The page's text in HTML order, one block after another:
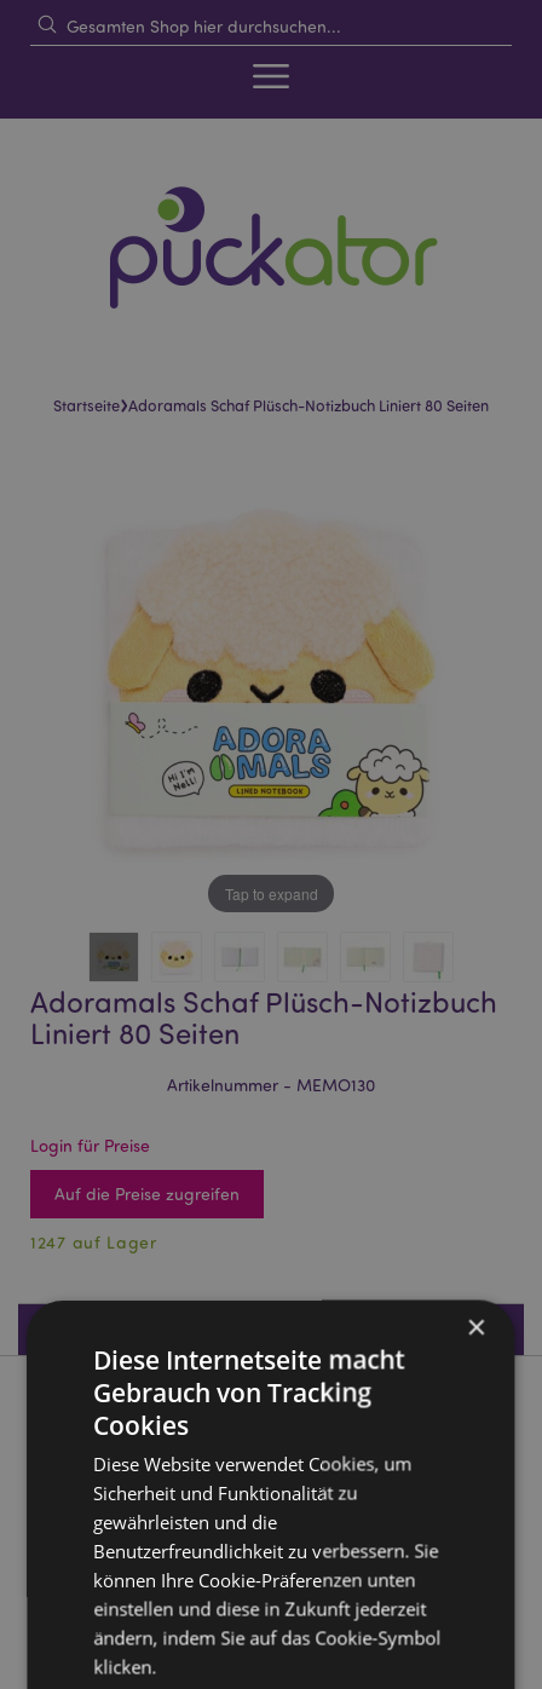
Startseite›Adoramals Schaf Plüsch-Notizbuch Liniert 80 Seiten
Tap to expand
Adoramals Schaf Plüsch-Notizbuch
Liniert 80 Seiten
Artikelnummer - MEMO130
Login für Preise
Auf die Preise zugreifen
1247 auf Lager
Produktbeschreibung
Adoramals Schaf Plüsch-Notizbuch Liniert 80 Seiten
Material:Polyester, Papier und Karton
Notizbuch:Liniert
Seiten:
Papierstärke:Seiten 80gsm
Produkttressourcen:
×
Diese Internetseite macht
Gebrauch von Tracking
Cookies
Diese Website verwendet Cookies, um
Sicherheit und Funktionalität zu
gewährleisten und die
Benutzerfreundlichkeit zu verbessern. Sie
können Ihre Cookie-Präferenzen unten
einstellen und diese in Zukunft jederzeit
ändern, indem Sie auf das Cookie-Symbol
klicken.